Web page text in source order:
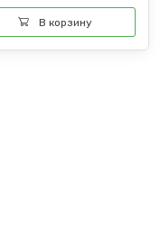
В корзину